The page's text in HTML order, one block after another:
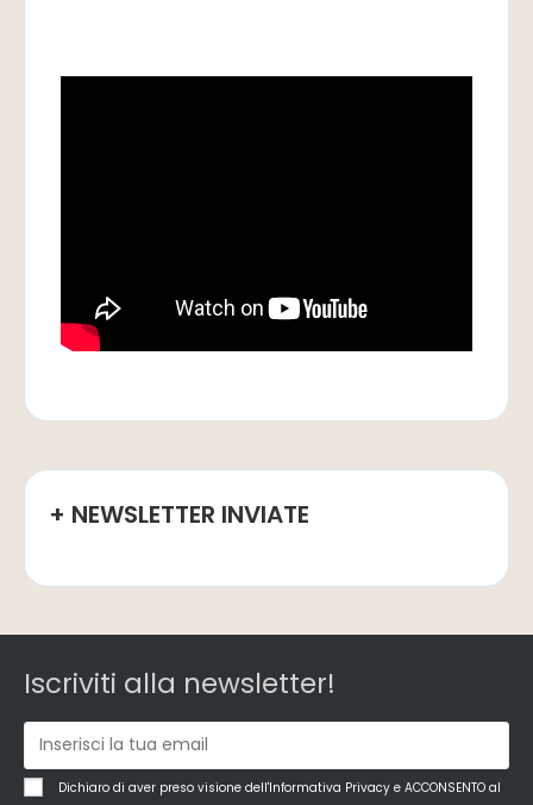
+ NEWSLETTER INVIATE
Iscriviti alla newsletter!
Dichiaro di aver preso visione dell'Informativa Privacy e ACCONSENTO al